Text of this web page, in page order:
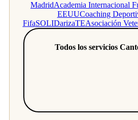
MadridAcademia Internacional
EEUUCoaching
FifaSOLIDarizaTEAsociación
Todos los servicios